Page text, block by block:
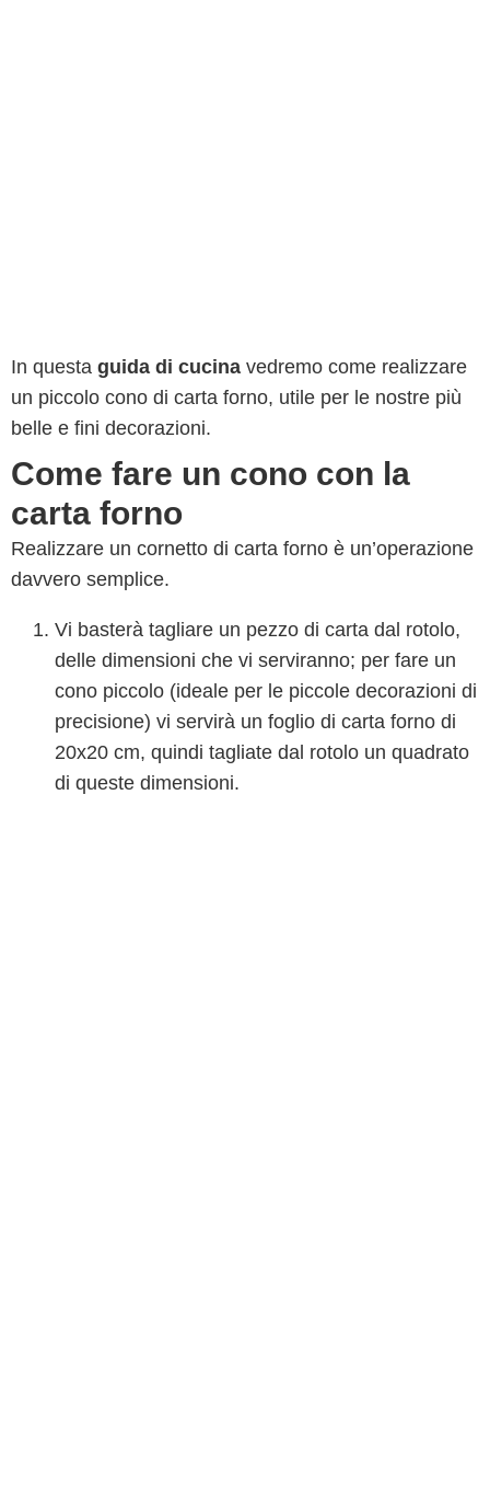
In questa guida di cucina vedremo come realizzare
un piccolo cono di carta forno, utile per le nostre più
belle e fini decorazioni.
Come fare un cono con la
carta forno
Realizzare un cornetto di carta forno è un’operazione
davvero semplice.
Vi basterà tagliare un pezzo di carta dal rotolo,
delle dimensioni che vi serviranno; per fare un
cono piccolo (ideale per le piccole decorazioni di
precisione) vi servirà un foglio di carta forno di
20x20 cm, quindi tagliate dal rotolo un quadrato
di queste dimensioni.